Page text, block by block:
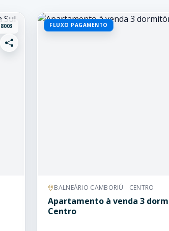
8003 FLUXO PAGAMENTO
BALNEÁRIO CAMBORIÚ - CENTRO
Apartamento à venda 3
Centro